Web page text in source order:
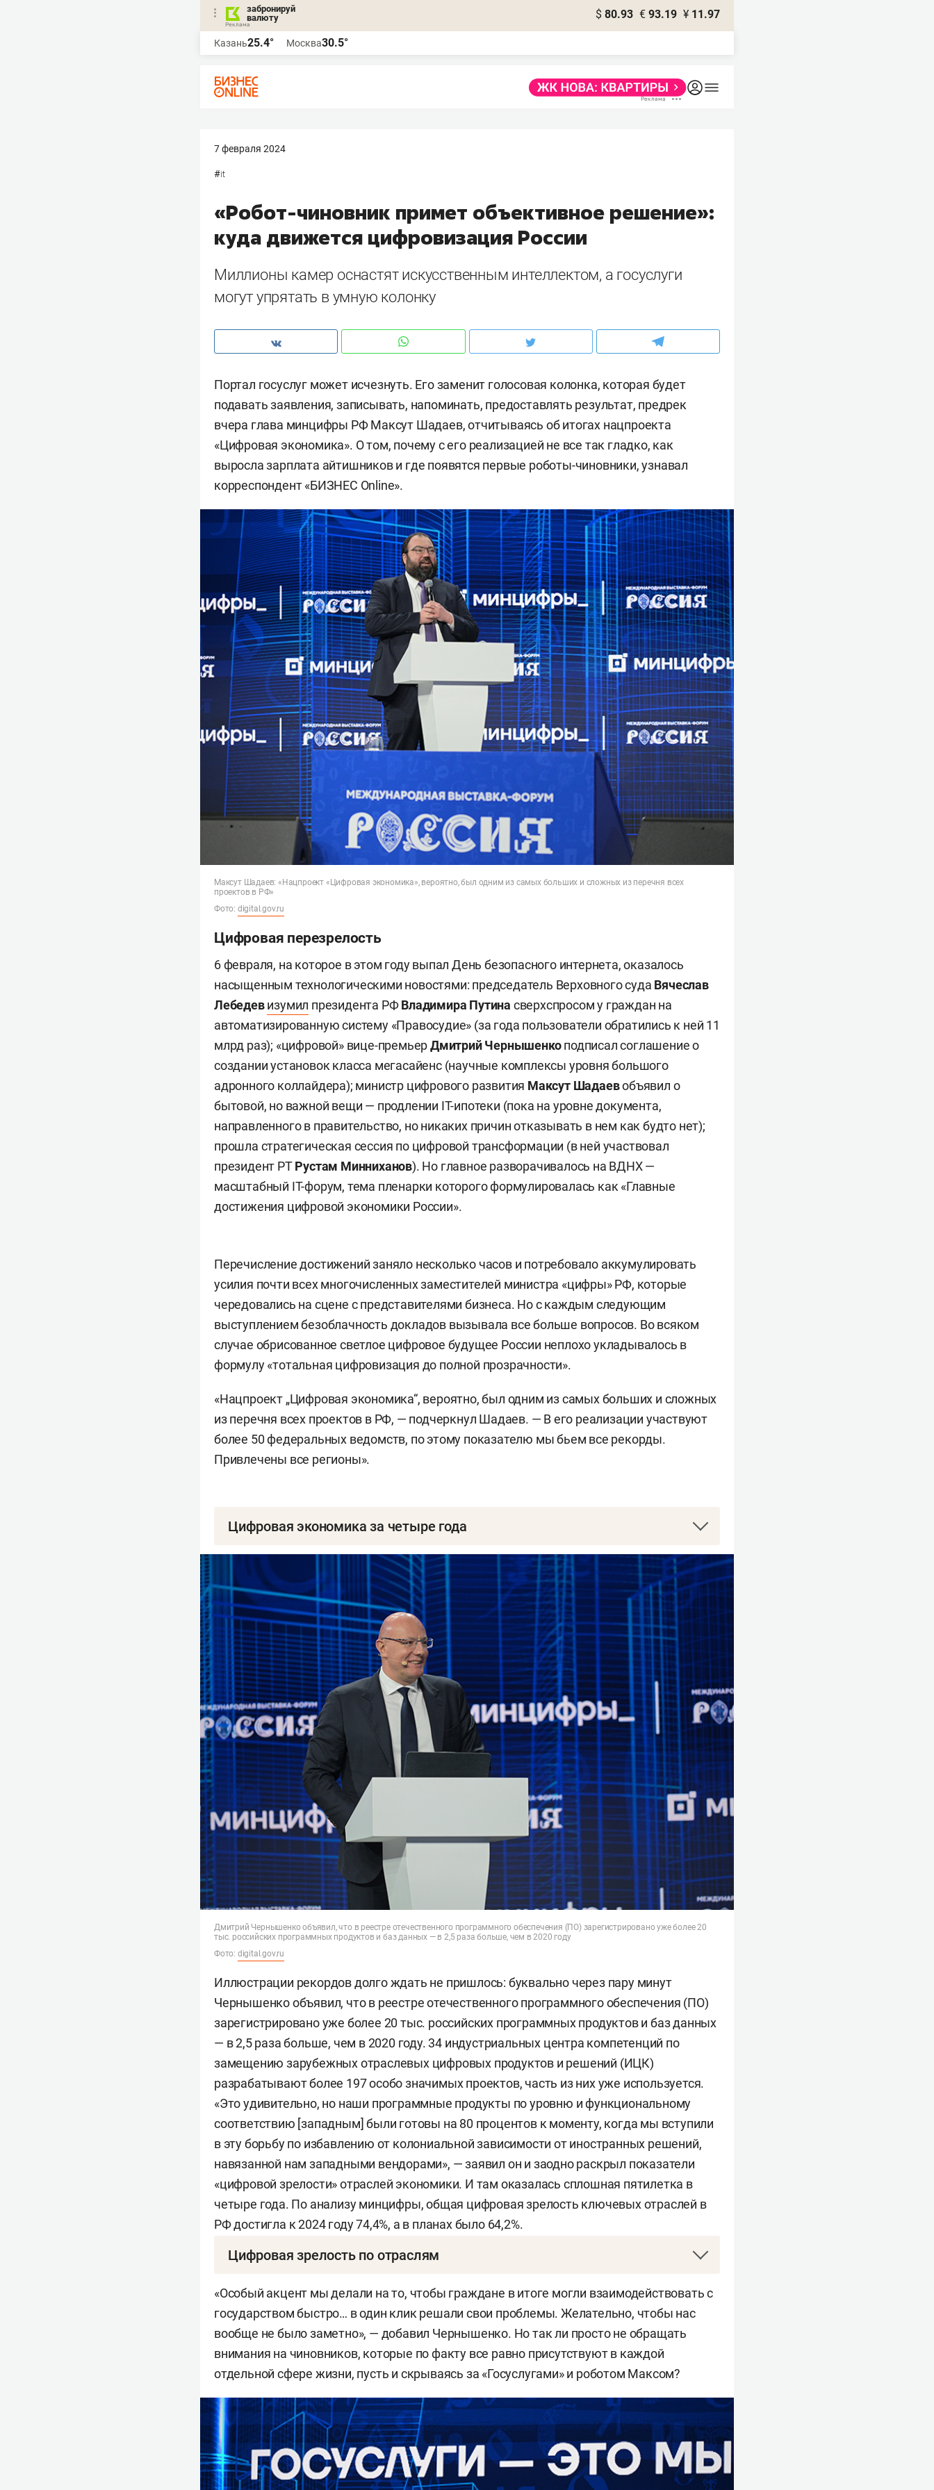
забронируй
валюту
$ 80.93 € 93.19 ¥ 11.97
Казань25.4° Москва30.5°
7 февраля 2024
#it
«Робот-чиновник примет объективное решение»:
куда движется цифровизация России
Миллионы камер оснастят искусственным интеллектом, а госуслуги
могут упрятать в умную колонку
Портал госуслуг может исчезнуть. Его заменит голосовая колонка, которая будет
подавать заявления, записывать, напоминать, предоставлять результат, предрек
вчера глава минцифры РФ Максут Шадаев, отчитываясь об итогах нацпроекта
«Цифровая экономика». О том, почему с его реализацией не все так гладко, как
выросла зарплата айтишников и где появятся первые роботы-чиновники, узнавал
корреспондент «БИЗНЕС Online».
Максут Шадаев: «Нацпроект «Цифровая экономика», вероятно, был одним из самых больших и сложных из перечня всех
проектов в РФ»
Фото: digital.gov.ru
Цифровая перезрелость
6 февраля, на которое в этом году выпал День безопасного интернета, оказалось
насыщенным технологическими новостями: председатель Верховного суда Вячеслав
Лебедев изумил президента РФВладимира Путина сверхспросом у граждан на
автоматизированную систему «Правосудие» (за года пользователи обратились к ней 11
млрд раз); «цифровой» вице-премьерДмитрий Чернышенкоподписал соглашение о
создании установок класса мегасайенс (научные комплексы уровня большого
адронного коллайдера); министр цифрового развития Максут Шадаевобъявил о
бытовой, но важной вещи — продлении IT-ипотеки (пока на уровне документа,
направленного в правительство, но никаких причин отказывать в нем как будто нет);
прошла стратегическая сессия по цифровой трансформации (в ней участвовал
президент РТРустам Минниханов). Но главное разворачивалось на ВДНХ —
масштабный IT-форум, тема пленарки которого формулировалась как «Главные
достижения цифровой экономики России».
Перечисление достижений заняло несколько часов и потребовало аккумулировать
усилия почти всех многочисленных заместителей министра «цифры» РФ, которые
чередовались на сцене с представителями бизнеса. Но с каждым следующим
выступлением безоблачность докладов вызывала все больше вопросов. Во всяком
случае обрисованное светлое цифровое будущее России неплохо укладывалось в
формулу «тотальная цифровизация до полной прозрачности».
«Нацпроект „Цифровая экономика“, вероятно, был одним из самых больших и сложных
из перечня всех проектов в РФ, — подчеркнул Шадаев. — В его реализации участвуют
более 50 федеральных ведомств, по этому показателю мы бьем все рекорды.
Привлечены все регионы».
Цифровая экономика за четыре года
в 2,7 раза до 2,7 трлн рублей вырос объем реализации
российских IT-продуктов и услуг;
в 1,5 раза до 834 тыс. человек выросла численность IT-отрасли;
в 1,7 раза до 155 тыс. рублей вырос средний уровень зарплат в IT;
на 7 тыс. до 155 тыс. возросло число аккредитованных IT-
компаний;
в 2,3 раза до 850 млрд рублей выросли налоговые отчисления.
Дмитрий Чернышенко объявил, что в реестре отечественного программного обеспечения (ПО) зарегистрировано уже более 20
тыс. российских программных продуктов и баз данных — в 2,5 раза больше, чем в 2020 году
Фото: digital.gov.ru
Иллюстрации рекордов долго ждать не пришлось: буквально через пару минут
Чернышенко объявил, что в реестре отечественного программного обеспечения (ПО)
зарегистрировано уже более 20 тыс. российских программных продуктов и баз данных
— в 2,5 раза больше, чем в 2020 году. 34 индустриальных центра компетенций по
замещению зарубежных отраслевых цифровых продуктов и решений (ИЦК)
разрабатывают более 197 особо значимых проектов, часть из них уже используется.
«Это удивительно, но наши программные продукты по уровню и функциональному
соответствию [западным] были готовы на 80 процентов к моменту, когда мы вступили
в эту борьбу по избавлению от колониальной зависимости от иностранных решений,
навязанной нам западными вендорами», — заявил он и заодно раскрыл показатели
«цифровой зрелости» отраслей экономики. И там оказалась сплошная пятилетка в
четыре года. По анализу минцифры, общая цифровая зрелость ключевых отраслей в
РФ достигла к 2024 году 74,4%, а в планах было 64,2%.
Цифровая зрелость по отраслям
Образование: план — 80,9%, имеем 89,5%.
Госуправление: план — 78%, имеем 82,8%.
Строительство: план — 50,3%, фактически 75,5%.
«Особый акцент мы делали на то, чтобы граждане в итоге могли взаимодействовать с
государством быстро… в один клик решали свои проблемы. Желательно, чтобы нас
вообще не было заметно», — добавил Чернышенко. Но так ли просто не обращать
внимания на чиновников, которые по факту все равно присутствуют в каждой
отдельной сфере жизни, пусть и скрываясь за «Госуслугами» и роботом Максом?